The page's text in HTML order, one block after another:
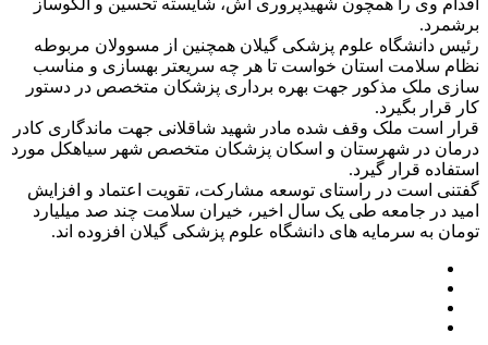
برشمرد.
رئیس دانشگاه علوم پزشکی گیلان همچنین از مسوولان مربوطه
نظام سلامت استان خواست تا هر چه سریعتر بهسازی و مناسب
سازی ملک مذکور جهت بهره برداری پزشکان متخصص در دستور
کار قرار بگیرد.
قرار است ملک وقف شده مادر شهید شاقلانی جهت ماندگاری کادر
درمان در شهرستان و اسکان پزشکان متخصص شهر سیاهکل مورد
استفاده قرار گیرد.
گفتنی است در راستای توسعه مشارکت، تقویت اعتماد و افزایش
امید در جامعه طی یک سال اخیر، خیران سلامت چند صد میلیارد
تومان به سرمایه های دانشگاه علوم پزشکی گیلان افزوده اند.